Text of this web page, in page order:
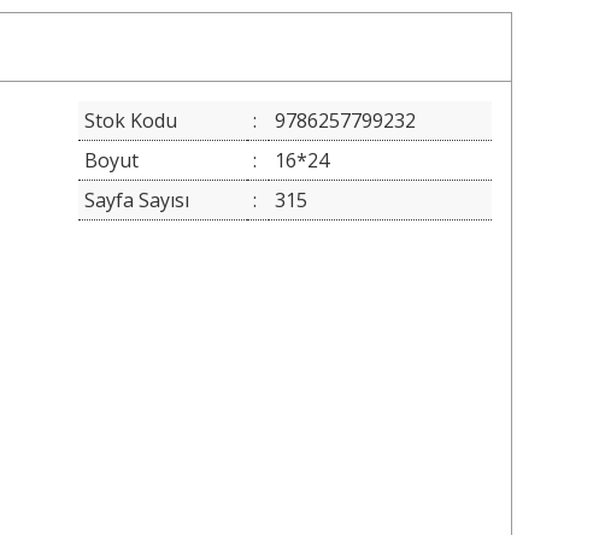
Stok Kodu :
9786257799232
Boyut
:
16*24
Sayfa Sayısı
: 315